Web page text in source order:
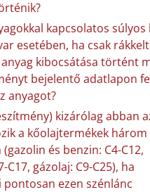
kapcsolatos súlyos
esetében, ha csak
kibocsátása történt
bejelentő adatlapon
anyagot?
kizárólag abban
a kőolajtermékek három
és benzin: C4-C12,
gázolaj: C9-C25), ha
ezen szénlánc